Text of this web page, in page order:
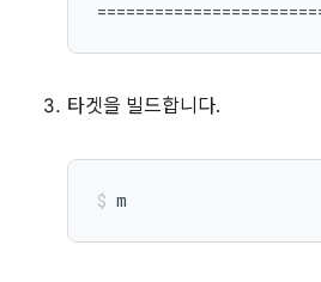
타겟을 빌드합니다.
m